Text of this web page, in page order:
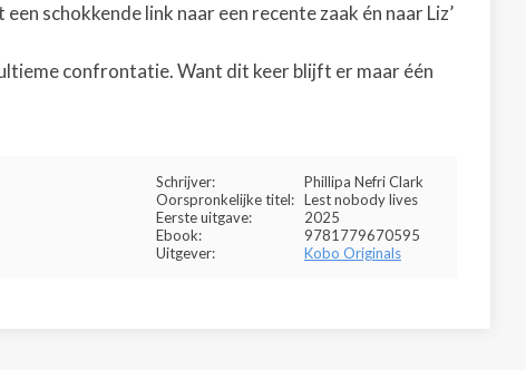
schokkende link naar een recente zaak én naar Liz’
confrontatie. Want dit keer blijft er maar één
Schrijver:
Phillipa Nefri Clark
Oorspronkelijke titel: Lest nobody lives
Eerste uitgave:
2025
Ebook:
9781779670595
Uitgever:
Kobo Originals